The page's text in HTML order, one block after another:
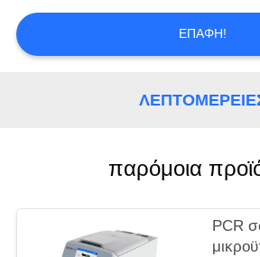
SITEMAP
ΕΠΑΦΉ!
παρόμοια
PCR